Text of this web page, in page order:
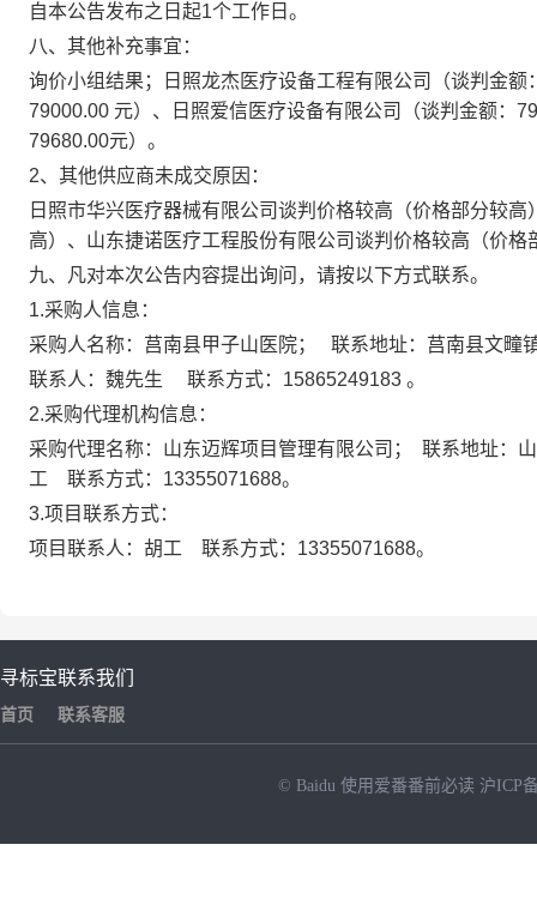
自本公告发布之日起1个工作日。
八、其他补充事宜：
询价小组结果；
日照龙杰医疗设备工程有限公司（谈判 金额
79000.00 元）、 日照爱信医疗设备有限公司（谈判 金额：
79680.00元）。
2、其他供应商未成交原因：
日照市华兴医疗器械有限公司谈判价格较高（价格部分较高
高）、山东捷诺医疗工程股份有限公司谈判价格较高（价格
九、凡对本次公告内容提出询问，请按以下方式联系。
1.采购人信息：
采购人名称：莒南县甲子山医院； 联系地址：莒南县文疃
联系人：魏先生 联系方式： 15865249183 。
2.采购代理机构信息：
采购代理名称：山东迈辉项目管理有限公司；
联系地址：
工 联系方式：13355071688。
3.项目联系方式：
项目联系人：胡工
联系方式： 13355071688。
寻标宝
首页
联系我们
联系客服
© Baidu 使用爱番番前必读 沪ICP